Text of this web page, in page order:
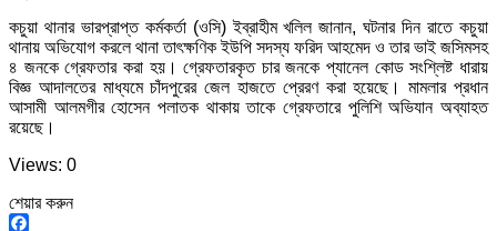
কচুয়া থানার ভারপ্রাপ্ত কর্মকর্তা (ওসি) ইব্রাহীম খলিল জানান, ঘটনার দিন রাতে কচুয়া
থানায় অভিযোগ করলে থানা তাৎক্ষণিক ইউপি সদস্য ফরিদ আহমেদ ও তার ভাই জসিমসহ
৪ জনকে গ্রেফতার করা হয়। গ্রেফতারকৃত চার জনকে প্যানেল কোড সংশ্লিষ্ট ধারায়
বিজ্ঞ আদালতের মাধ্যমে চাঁদপুরের জেল হাজতে প্রেরণ করা হয়েছে। মামলার প্রধান
আসামী আলমগীর হোসেন পলাতক থাকায় তাকে গ্রেফতারে পুলিশি অভিযান অব্যাহত
রয়েছে।
Views: 0
শেয়ার করুন